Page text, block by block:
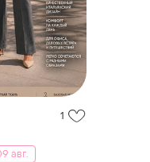
1
авг.